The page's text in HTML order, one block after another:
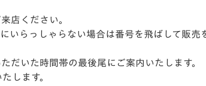
店ください。
らっしゃらない場合は番号を飛ばして販売
いた時間帯の最後尾にご案内いたします。
します。